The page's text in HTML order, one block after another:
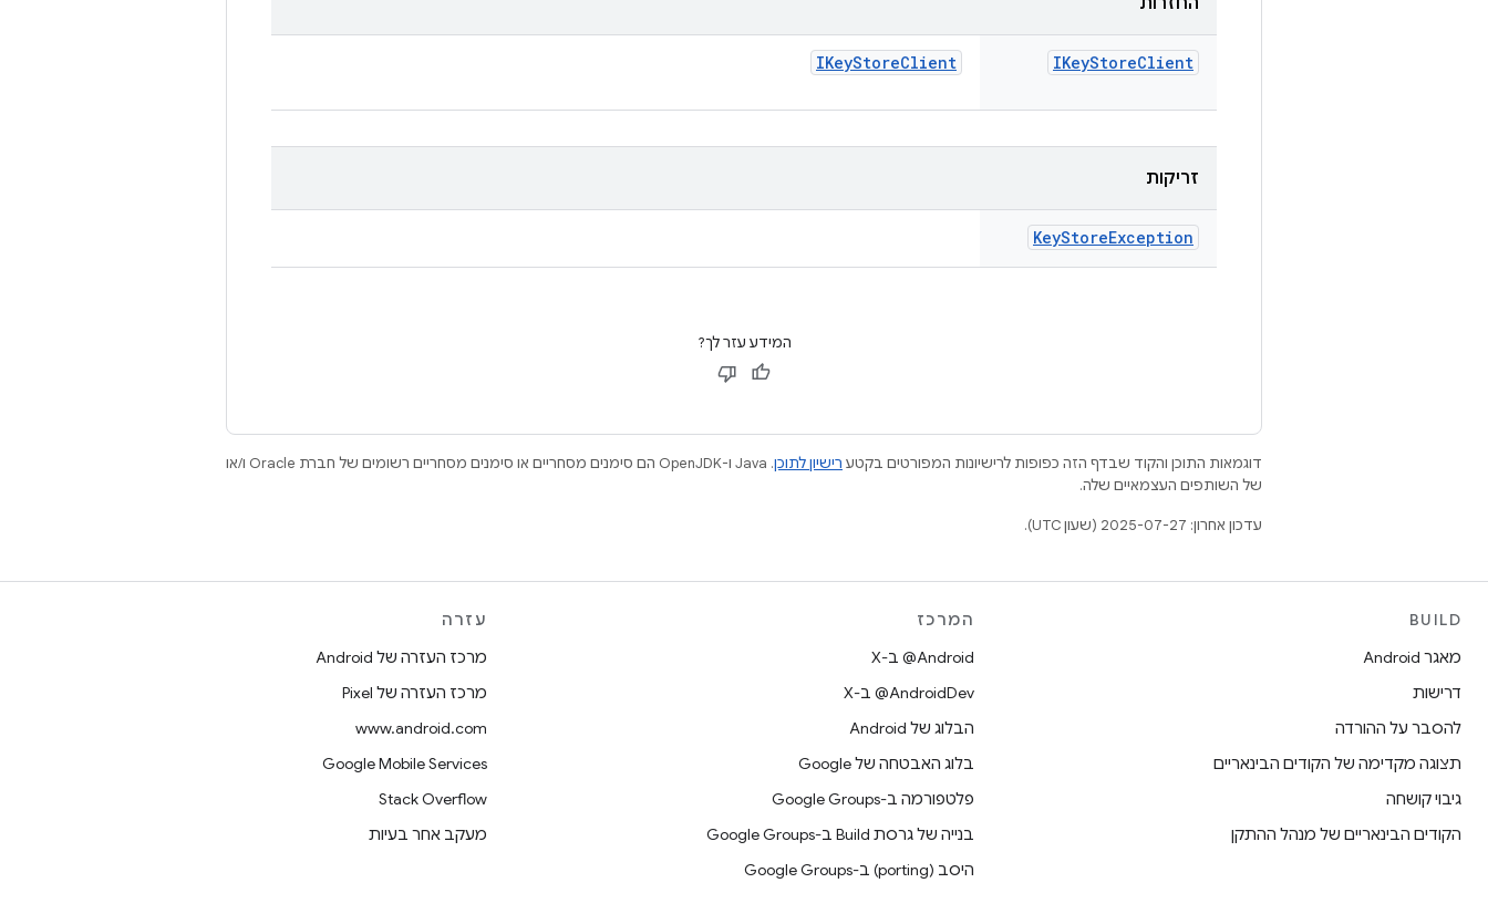
IKeyStoreClient
IKeyStoreClient
זריקות
KeyStoreException
המידע עזר לך?
דוגמאות התוכן והקוד שבדף הזה כפופות לרישיונות המפורטים בקטע רישיון לתוכן
.‏ Java ו-OpenJDK הם סימנים מסחריים או סימנים מסחריים רשומים של חברת Oracle ו/או
של השותפים העצמאיים שלה.
עדכון אחרון: 2025-07-27 (שעון UTC).
BUILD
מאגר Android
דרישות
להסבר על ההורדה
תצוגה מקדימה של הקודים הבינאריים
גיבוי קושחה
הקודים הבינאריים של מנהל ההתקן
המרכז
‫‎@Android ב-X
‫‎@AndroidDev ב-X
הבלוג של Android
בלוג האבטחה של Google
פלטפורמה ב-Google Groups
בנייה של גרסת Build ב-Google Groups
היסב (porting) ב-Google Groups
עזרה
מרכז העזרה של Android
מרכז העזרה של Pixel
www.android.com
Google Mobile Services
Stack Overflow
מעקב אחר בעיות